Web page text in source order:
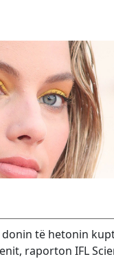
të hetonin
raporton IFL